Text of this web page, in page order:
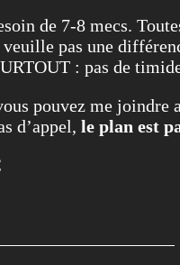
de 7-8 mecs.
pas une
: pas de
pouvez me
d’appel, le plan est